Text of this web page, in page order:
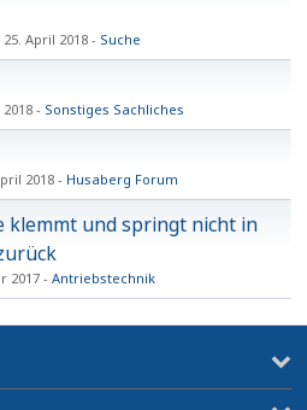
25. April 2018 Suche
Sonstiges Sachliches
2018 Husaberg Forum
klemmt und springt nicht in
2017 Antriebstechnik